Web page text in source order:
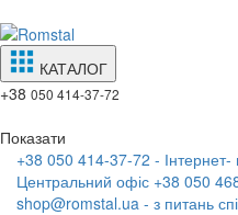
КАТАЛОГ
+38 050 414-37-72
Показати
+38 050 414-37-72 - Інтернет-
Центральний офіс +38 050
shop@romstal.ua - з питань